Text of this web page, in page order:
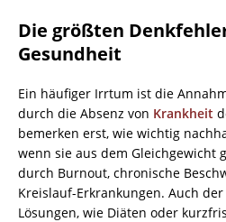
Die größten
Gesundheit
Ein häufiger Irrtum ist die
durch die Absenz von Krankheit
bemerken erst, wie wichtig
wenn sie aus dem Gleichgewicht
durch Burnout, chronische
Kreislauf-Erkrankungen. Auch
Lösungen, wie Diäten oder